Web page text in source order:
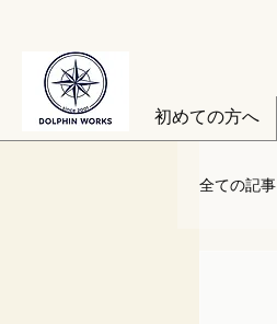
初めての方へ
全ての記事